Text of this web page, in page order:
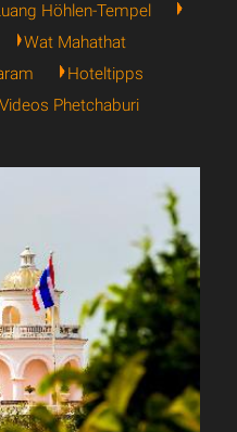
Höhlen-Tempel
Wat Mahathat
Hoteltipps
Videos Phetchaburi